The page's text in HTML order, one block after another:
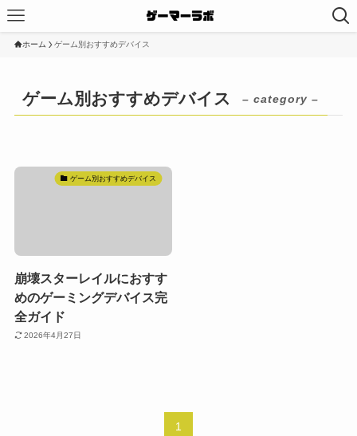
ホーム ゲーム別おすすめデバイス
ゲーム別おすすめデバイス – category –
ゲーム別おすすめデバイス
崩壊スターレイルにおすす
めのゲーミングデバイス完
全ガイド
2026年4月27日
1